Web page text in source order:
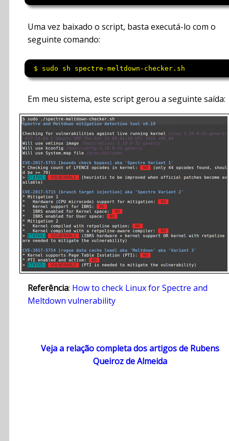
Uma vez baixado o script, basta executá-lo com o
seguinte comando:
$ sudo sh spectre-meltdown-checker.sh
Em meu sistema, este script gerou a seguinte saída:
Referência: How to check Linux for Spectre and
Meltdown vulnerability
Veja a relação completa dos artigos de Rubens
Queiroz de Almeida